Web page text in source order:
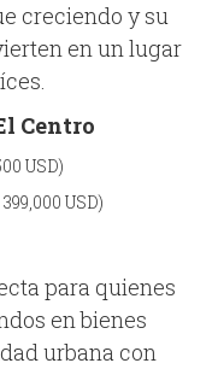
creciendo y su
en un lugar
Centro
USD)
USD)
para quienes
en bienes
urbana con